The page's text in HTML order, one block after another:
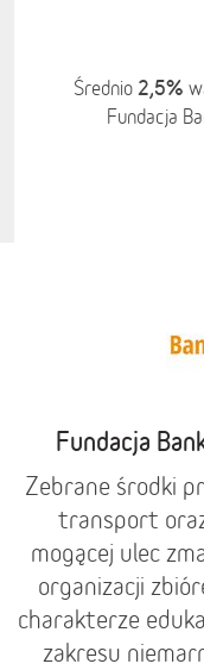
Średnio 2,5%
Fundacja
Fundacja
Zebrane środki
transport
mogącej ulec
organizacji
charakterze
zakresu